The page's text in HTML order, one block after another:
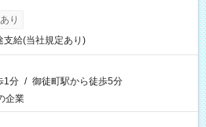
り
支給(当社規定あり)
1分 / 御徒町駅から徒歩5分
企業